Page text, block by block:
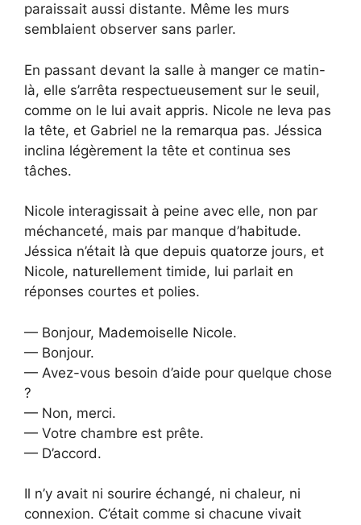
paraissait aussi distante. Même les murs
semblaient observer sans parler.
En passant devant la salle à manger ce matin-
là, elle s’arrêta respectueusement sur le seuil,
comme on le lui avait appris. Nicole ne leva pas
la tête, et Gabriel ne la remarqua pas. Jéssica
inclina légèrement la tête et continua ses
tâches.
Nicole interagissait à peine avec elle, non par
méchanceté, mais par manque d’habitude.
Jéssica n’était là que depuis quatorze jours, et
Nicole, naturellement timide, lui parlait en
réponses courtes et polies.
— Bonjour, Mademoiselle Nicole.
— Bonjour.
— Avez-vous besoin d’aide pour quelque chose
?
— Non, merci.
— Votre chambre est prête.
— D’accord.
Il n’y avait ni sourire échangé, ni chaleur, ni
connexion. C’était comme si chacune vivait